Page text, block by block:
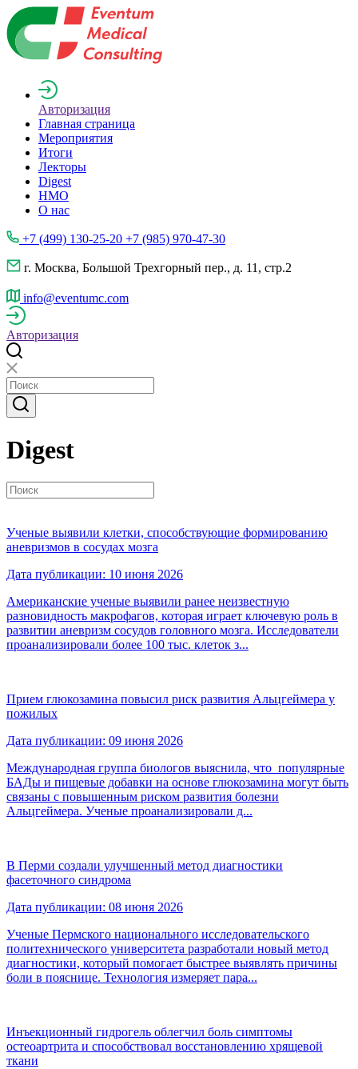
Авторизация
Главная страница
Мероприятия
Итоги
Лекторы
Digest
НМО
О нас
+7 (499) 130-25-20 +7 (985) 970-47-30
г. Москва, Большой Трехгорный пер., д. 11, стр.2
info@eventumc.com
Авторизация
Digest
Ученые выявили клетки, способствующие формированию
аневризмов в сосудах мозга
Дата публикации: 10 июня 2026
Американские ученые выявили ранее неизвестную
разновидность макрофагов, которая играет ключевую роль в
развитии аневризм сосудов головного мозга. Исследователи
проанализировали более 100 тыс. клеток з...
Прием глюкозамина повысил риск развития Альцгеймера у
пожилых
Дата публикации: 09 июня 2026
Международная группа биологов выяснила, что популярные
БАДы и пищевые добавки на основе глюкозамина могут быть
связаны с повышенным риском развития болезни
Альцгеймера. Ученые проанализировали д...
В Перми создали улучшенный метод диагностики
фасеточного синдрома
Дата публикации: 08 июня 2026
Ученые Пермского национального исследовательского
политехнического университета разработали новый метод
диагностики, который помогает быстрее выявлять причины
боли в пояснице. Технология измеряет пара...
Инъекционный гидрогель облегчил боль симптомы
остеоартрита и способствовал восстановлению хрящевой
ткани